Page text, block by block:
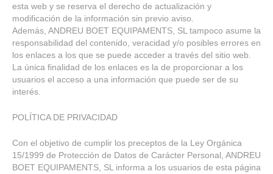
esta web y se reserva el derecho de actualización y
modificación de la información sin previo aviso.
Además, ANDREU BOET EQUIPAMENTS, SL tampoco asume la
responsabilidad del contenido, veracidad y/o posibles errores en
los enlaces a los que se puede acceder a través del sitio web.
La única finalidad de los enlaces es la de proporcionar a los
usuarios el acceso a una información que puede ser de su
interés.
POLÍTICA DE PRIVACIDAD
Con el objetivo de cumplir los preceptos de la Ley Orgánica
15/1999 de Protección de Datos de Carácter Personal, ANDREU
BOET EQUIPAMENTS, SL informa a los usuarios de esta página